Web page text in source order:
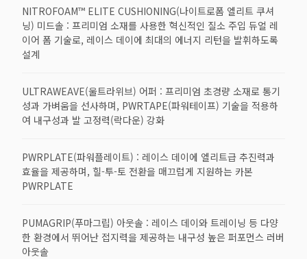
NITROFOAM™ ELITE CUSHIONING(나이트로폼 엘리트 쿠셔
닝) 미드솔 : 프리미엄 소재를 사용한 혁신적인 질소 주입 듀얼 레
이어 폼 기술로, 레이스 데이에 최대의 에너지 리턴을 발휘하도록
설계
ULTRAWEAVE(울트라위브) 어퍼 : 프리미엄 초경량 소재로 통기
성과 가벼움을 선사하며, PWRTAPE(파워테이프) 기술을 적용하
여 내구성과 발 고정력(락다운) 강화
PWRPLATE(파워플레이트) : 레이스 데이에 엘리트급 추진력과
효율을 제공하며, 힐-투-토 전환을 매끄럽게 지원하는 카본
PWRPLATE
PUMAGRIP(푸마그립) 아웃솔 : 레이스 데이와 트레이닝 등 다양
한 환경에서 뛰어난 접지력을 제공하는 내구성 높은 퍼포먼스 러버
아웃솔